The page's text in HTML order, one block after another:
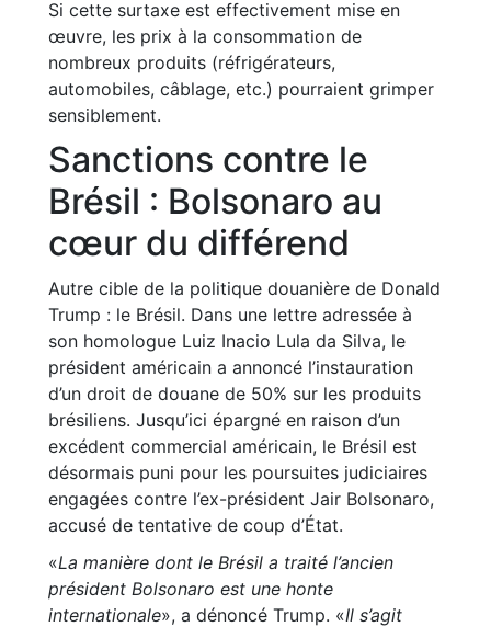
Si cette surtaxe est effectivement mise en
œuvre, les prix à la consommation de
nombreux produits (réfrigérateurs,
automobiles, câblage, etc.) pourraient grimper
sensiblement.
Sanctions contre le
Brésil : Bolsonaro au
cœur du différend
Autre cible de la politique douanière de Donald
Trump : le Brésil. Dans une lettre adressée à
son homologue Luiz Inacio Lula da Silva, le
président américain a annoncé l’instauration
d’un droit de douane de 50% sur les produits
brésiliens. Jusqu’ici épargné en raison d’un
excédent commercial américain, le Brésil est
désormais puni pour les poursuites judiciaires
engagées contre l’ex-président Jair Bolsonaro,
accusé de tentative de coup d’État.
«La manière dont le Brésil a traité l’ancien
président Bolsonaro est une honte
internationale», a dénoncé Trump. «Il s’agit